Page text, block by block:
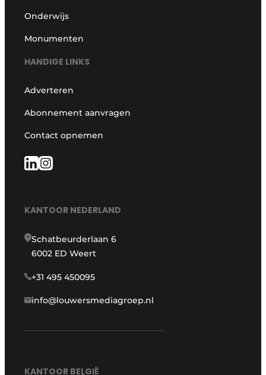
Onderwijs
Monumenten
HANDIGE LINKS
Adverteren
Abonnement aanvragen
Contact opnemen
KANTOOR NEDERLAND
Schatbeurderlaan 6
6002 ED Weert
+31 495 450095
info@louwersmediagroep.nl
KANTOOR BELGIË